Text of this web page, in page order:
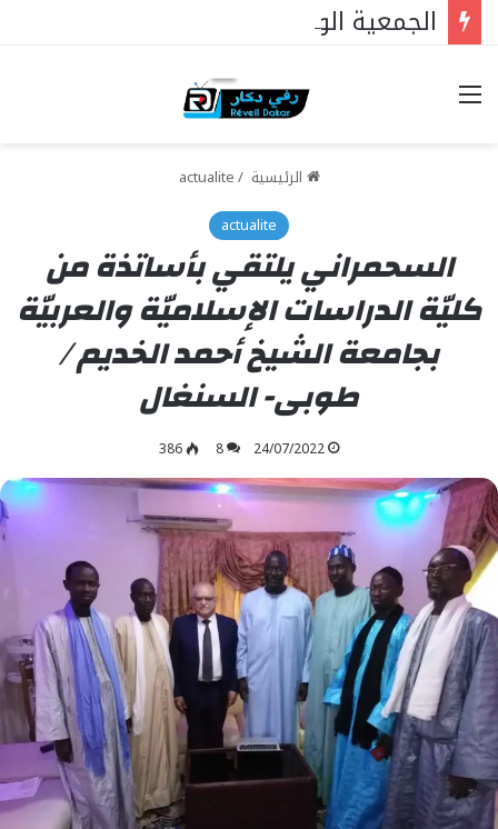
خيارات
الرئيسية /
actualite
actualite
السحمراني يلتقي بأساتذة من
كليّة الدراسات الإسلاميّة والعربيّة
بجامعة الشيخ أحمد الخديم /
طوبى- السنغال
24/07/2022
8
386